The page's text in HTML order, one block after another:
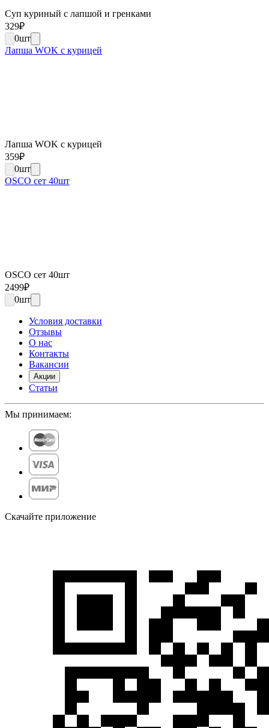
Суп куриный с лапшой и гренками
329₽
0шт
Лапша WOK c курицей
Лапша WOK c курицей
359₽
0шт
OSCO сет 40шт
OSCO сет 40шт
2499₽
0шт
Условия доставки
Отзывы
О нас
Контакты
Вакансии
Акции
Статьи
Мы принимаем:
Скачайте приложение